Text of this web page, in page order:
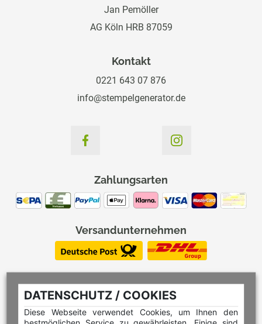
DATENSCHUTZ / COOKIES
Diese Webseite verwendet Cookies, um Ihnen den
Jan Pemöller
AG Köln HRB 87059
Kontakt
0221 643 07 876
info@stempelgenerator.de
Zahlungsarten
Versandunternehmen